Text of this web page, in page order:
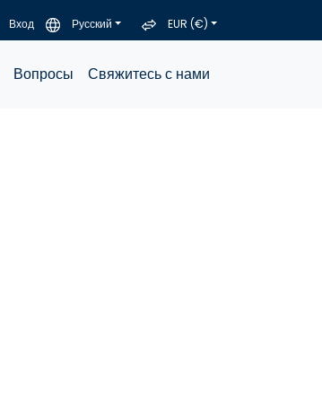
Вход Русский EUR (€)
Вопросы Свяжитесь с нами